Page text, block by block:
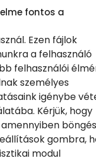
fontos a
Ezen fájlok
a felhasználó
felhasználói
személyes
igénybe
Kérjük, hogy
gombra,
modul
napos